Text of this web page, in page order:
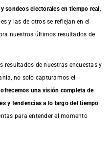
y sondeos electorales en tiempo real
y las de otros se reflejan en el
nuestros últimos resultados de
resultados de nuestras encuestasy
no solo capturamos el
ofrecemos una visión completa de
y tendencias a lo largo del tiempo
para entender el momento